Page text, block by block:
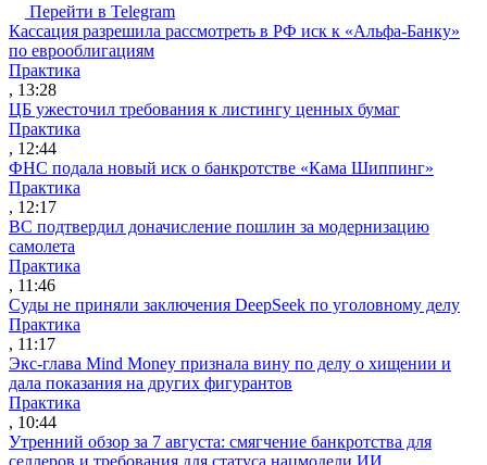
Перейти в Telegram
Кассация разрешила рассмотреть в РФ иск к «Альфа-Банку»
по еврооблигациям
Практика
, 13:28
ЦБ ужесточил требования к листингу ценных бумаг
Практика
, 12:44
ФНС подала новый иск о банкротстве «Кама Шиппинг»
Практика
, 12:17
ВС подтвердил доначисление пошлин за модернизацию
самолета
Практика
, 11:46
Суды не приняли заключения DeepSeek по уголовному делу
Практика
, 11:17
Экс-глава Mind Money признала вину по делу о хищении и
дала показания на других фигурантов
Практика
, 10:44
Утренний обзор за 7 августа: смягчение банкротства для
селлеров и требования для статуса нацмодели ИИ